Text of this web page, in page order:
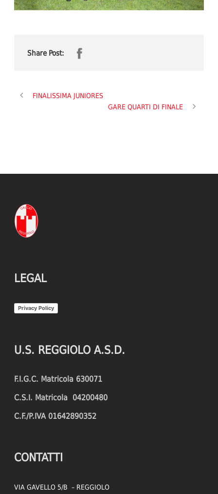
Share Post:
FINALISSIMA JUNIORES
GARE QUARTI DI FINALE
LEGAL
Privacy Policy
U.S. REGGIOLO A.S.D.
F.I.G.C. Matricola 630071
C.S.I. Matricola 04200480
C.F./P.IVA 01642890352
CONTATTI
VIA GAVELLO 5/B – REGGIOLO